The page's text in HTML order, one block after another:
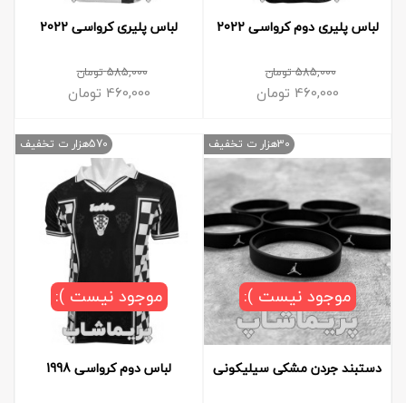
لباس پلیری دوم کرواسی 2022
585,000تومان
460,000 تومان
لباس پلیری کرواسی 2022
585,000تومان
460,000 تومان
دستبند جردن مشکی سیلیکونی
30هزار ت تخفیف
موجود نیست ):
لباس دوم کرواسی 1998
570هزار ت تخفیف
موجود نیست ):